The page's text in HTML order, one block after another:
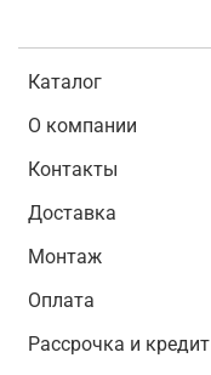
Каталог
О компании
Контакты
Доставка
Монтаж
Оплата
Рассрочка и кредит